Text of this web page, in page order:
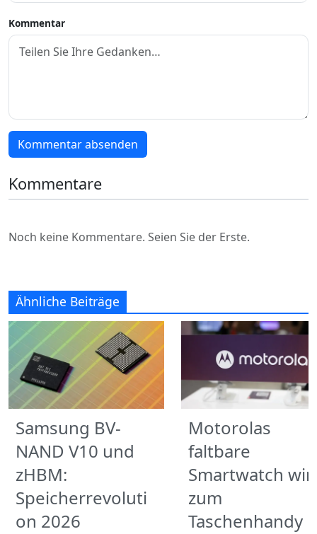
Kommentar
Kommentar absenden
Kommentare
Noch keine Kommentare. Seien Sie der Erste.
Ähnliche Beiträge
Samsung BV-
NAND V10 und
zHBM:
Speicherrevoluti
on 2026
Motorolas
faltbare
Smartwatch
zum
Taschenhandy